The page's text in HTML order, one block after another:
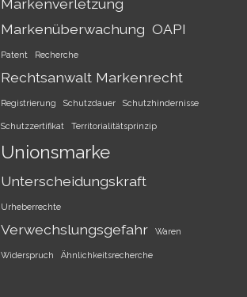
Markenüberwachung OAPI
Patent Recherche
Rechtsanwalt Markenrecht
Registrierung Schutzdauer Schutzhindernisse
Schutzzertifikat Territorialitätsprinzip
Unionsmarke
Unterscheidungskraft
Urheberrechte
Verwechslungsgefahr Waren
Widerspruch Ähnlichkeitsrecherche